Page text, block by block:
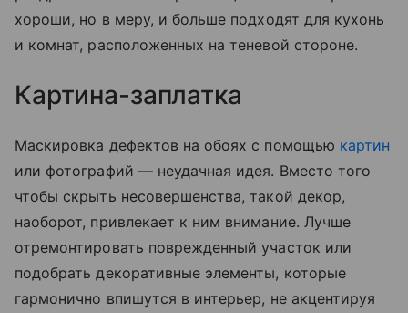
хороши, но в меру, и больше подходят для кухонь
и комнат, расположенных на теневой стороне.
Картина-заплатка
Маскировка дефектов на обоях с помощью картин
или фотографий — неудачная идея. Вместо того
чтобы скрыть несовершенства, такой декор,
наоборот, привлекает к ним внимание. Лучше
отремонтировать поврежденный участок или
подобрать декоративные элементы, которые
гармонично впишутся в интерьер, не акцентируя